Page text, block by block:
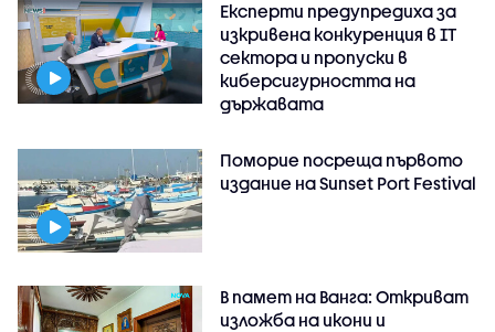
Експерти предупредиха за
изкривена конкуренция в IT
сектора и пропуски в
киберсигурността на
държавата
Поморие посреща първото
издание на Sunset Port Festival
В памет на Ванга: Откриват
изложба на икони и